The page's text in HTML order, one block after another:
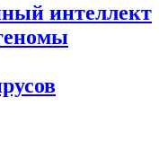
интеллект